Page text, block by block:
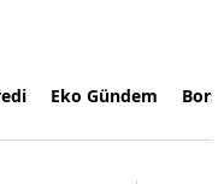
Eko Gündem